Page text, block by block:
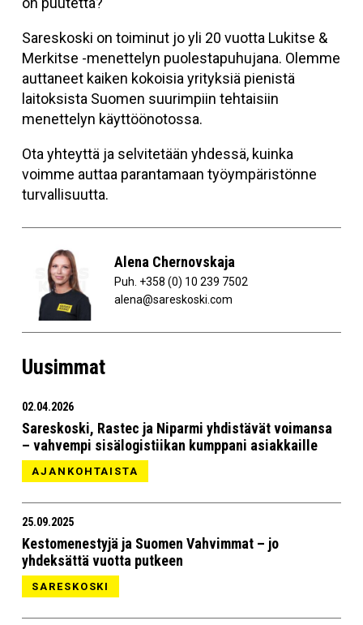
Sareskoski on toiminut jo yli 20 vuotta Lukitse &
Merkitse -menettelyn puolestapuhujana. Olemme
auttaneet kaiken kokoisia yrityksiä pienistä
laitoksista Suomen suurimpiin tehtaisiin
menettelyn käyttöönotossa.
Ota yhteyttä ja selvitetään yhdessä, kuinka
voimme auttaa parantamaan työympäristönne
turvallisuutta.
Alena Chernovskaja
Puh. +358 (0) 10 239 7502
alena@sareskoski.com
Uusimmat
02.04.2026
Sareskoski, Rastec ja Niparmi yhdistävät voimansa
– vahvempi sisälogistiikan kumppani asiakkaille
AJANKOHTAISTA
25.09.2025
Kestomenestyjä ja Suomen Vahvimmat – jo
yhdeksättä vuotta putkeen
SARESKOSKI